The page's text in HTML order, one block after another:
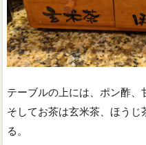
テーブルの上には、ポン酢、
そしてお茶は玄米茶、ほう
る。